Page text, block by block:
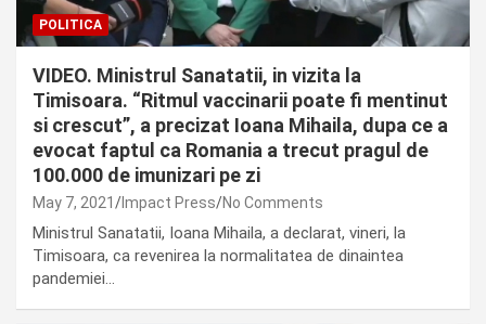
POLITICA
VIDEO. Ministrul Sanatatii, in vizita la
Timisoara. “Ritmul vaccinarii poate fi mentinut
si crescut”, a precizat Ioana Mihaila, dupa ce a
evocat faptul ca Romania a trecut pragul de
100.000 de imunizari pe zi
May 7, 2021 Impact Press No Comments
Ministrul Sanatatii, Ioana Mihaila, a declarat, vineri, la
Timisoara, ca revenirea la normalitatea de dinaintea
pandemiei…